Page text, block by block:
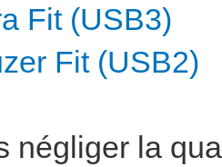
Fit (USB3)
Fit (USB2)
négliger la